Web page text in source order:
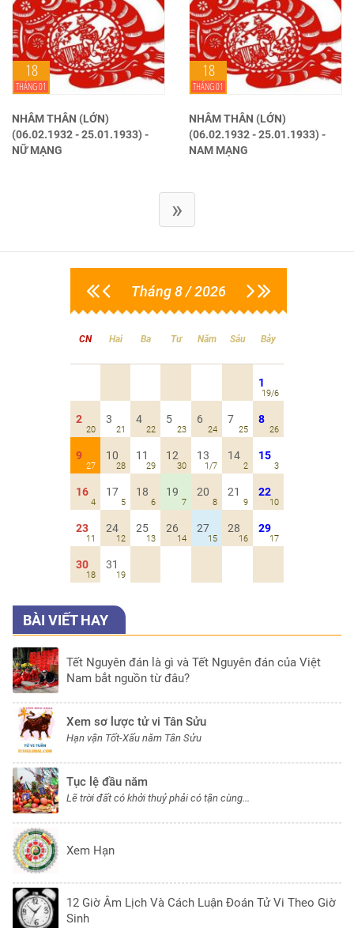
18
THÁNG 01
NHÂM THÂN (LỚN)
(06.02.1932 - 25.01.1933) -
NỮ MẠNG
18
THÁNG 01
NHÂM THÂN (LỚN)
(06.02.1932 - 25.01.1933) -
NAM MẠNG
»
Tháng 8 / 2026
CN Hai Ba Tư Năm Sáu Bảy
1
19/6
2
20
3
21
4
22
5
23
6
24
7
25
8
26
9
27
10
28
11
29
12
30
13
1/7
14
2
15
3
16
4
17
5
18
6
19
7
20
8
21
9
22
10
23
11
24
12
25
13
26
14
27
15
28
16
29
17
30
18
31
19
BÀI VIẾT HAY
Tết Nguyên đán là gì và Tết Nguyên đán của Việt
Nam bắt nguồn từ đâu?
Xem sơ lược tử vi Tân Sửu
Hạn vận Tốt-Xấu năm Tân Sửu
Tục lệ đầu năm
Lẽ trời đất có khởi thuỷ phải có tận cùng...
Xem Hạn
12 Giờ Âm Lịch Và Cách Luận Đoán Tử Vi Theo Giờ
Sinh